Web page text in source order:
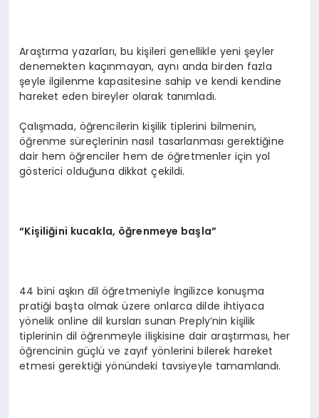
Araştırma yazarları, bu kişileri genellikle yeni şeyler
denemekten kaçınmayan, aynı anda birden fazla
şeyle ilgilenme kapasitesine sahip ve kendi kendine
hareket eden bireyler olarak tanımladı.
Çalışmada, öğrencilerin kişilik tiplerini bilmenin,
öğrenme süreçlerinin nasıl tasarlanması gerektiğine
dair hem öğrenciler hem de öğretmenler için yol
gösterici olduğuna dikkat çekildi.
“Kişiliğini kucakla, öğrenmeye başla”
44 bini aşkın dil öğretmeniyle İngilizce konuşma
pratiği başta olmak üzere onlarca dilde ihtiyaca
yönelik online dil kursları sunan Preply’nin kişilik
tiplerinin dil öğrenmeyle ilişkisine dair araştırması, her
öğrencinin güçlü ve zayıf yönlerini bilerek hareket
etmesi gerektiği yönündeki tavsiyeyle tamamlandı.